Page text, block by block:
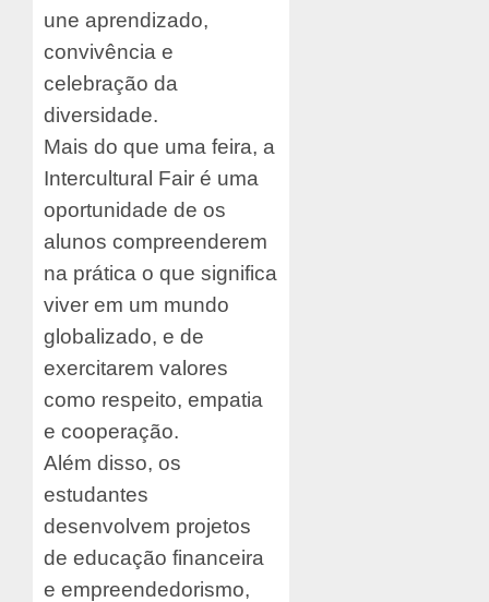
une aprendizado,
convivência e
celebração da
diversidade.
Mais do que uma feira, a
Intercultural Fair é uma
oportunidade de os
alunos compreenderem
na prática o que significa
viver em um mundo
globalizado, e de
exercitarem valores
como respeito, empatia
e cooperação.
Além disso, os
estudantes
desenvolvem projetos
de educação financeira
e empreendedorismo,